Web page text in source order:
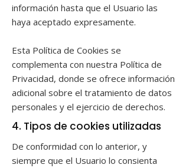
información hasta que el Usuario las
haya aceptado expresamente.
Esta Política de Cookies se
complementa con nuestra Política de
Privacidad, donde se ofrece información
adicional sobre el tratamiento de datos
personales y el ejercicio de derechos.
4. Tipos de cookies utilizadas
De conformidad con lo anterior, y
siempre que el Usuario lo consienta